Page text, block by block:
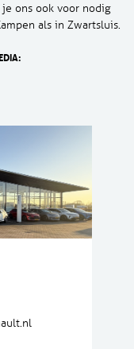
je ons ook voor nodig
als in Zwartsluis.